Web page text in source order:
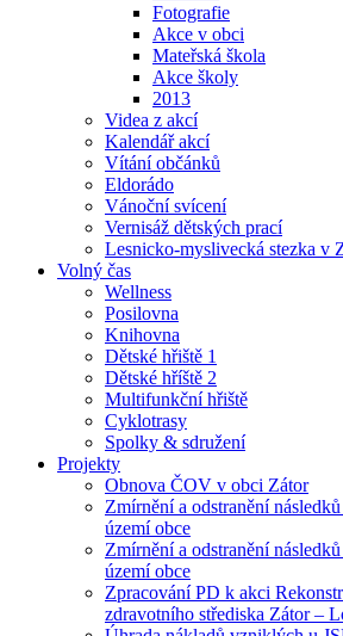
Fotografie
Akce v obci
Mateřská škola
Akce školy
2013
Videa z akcí
Kalendář akcí
Vítání občánků
Eldorádo
Vánoční svícení
Vernisáž dětských prací
Lesnicko-myslivecká stezka v
Volný čas
Wellness
Posilovna
Knihovna
Dětské hřiště 1
Dětské hříště 2
Multifunkční hřiště
Cyklotrasy
Spolky & sdružení
Projekty
Obnova ČOV v obci Zátor
Zmírnění a odstranění
území obce
Zmírnění a odstranění
území obce
Zpracování PD k akci
zdravotního střediska Zátor –